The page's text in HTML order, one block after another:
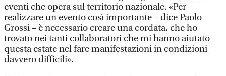
eventi che opera sul territorio nazionale. «Per
realizzare un evento così importante – dice Paolo
Grossi – è necessario creare una cordata, che ho
trovato nei tanti collaboratori che mi hanno aiutato
questa estate nel fare manifestazioni in condizioni
davvero difficili».